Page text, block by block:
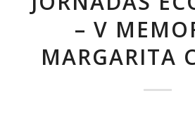
– V
MARGARITA